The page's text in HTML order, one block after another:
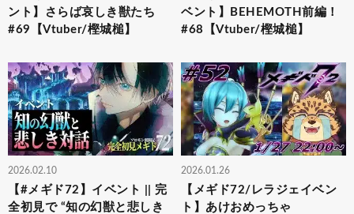
ント】さらば哀しき獣たち
#69【Vtuber/樫城槌】
ベント】BEHEMOTH前編！
#68【Vtuber/樫城槌】
2026.02.10
【#メギド72】イベント || 完
全初見で “知の幻獣と悲しき
2026.01.26
【メギド72/レラジェイベン
ト】あけおめっちゃ